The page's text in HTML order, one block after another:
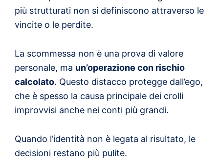
più strutturati non si definiscono attraverso le
vincite o le perdite.
La scommessa non è una prova di valore
personale, ma un’operazione con rischio
calcolato. Questo distacco protegge dall’ego,
che è spesso la causa principale dei crolli
improvvisi anche nei conti più grandi.
Quando l’identità non è legata al risultato, le
decisioni restano più pulite.